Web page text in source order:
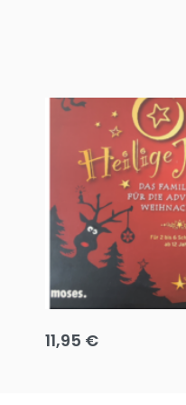
Oh, heilige Nacht!
11,95 €